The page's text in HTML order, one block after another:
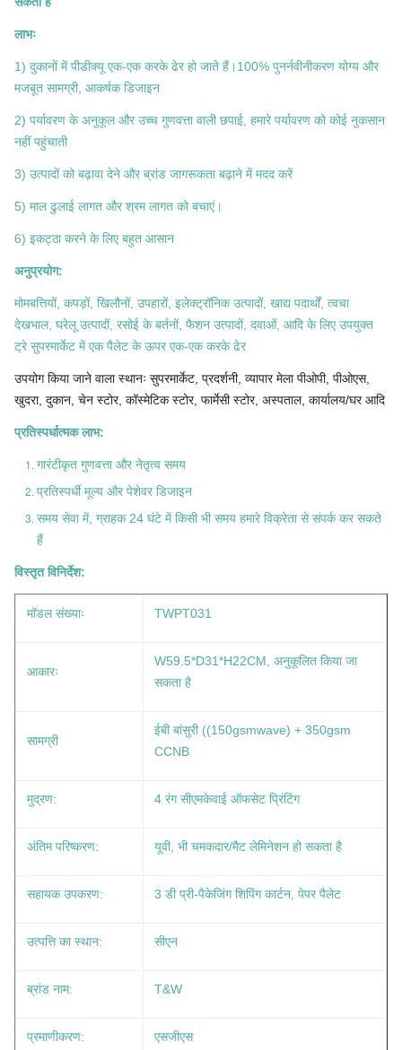
लाभः
1) दुकानों में पीडीक्यू एक-एक करके ढेर हो जाते हैं।100% पुनर्नवीनीकरण योग्य और
मजबूत सामग्री, आकर्षक डिजाइन
2) पर्यावरण के अनुकूल और उच्च गुणवत्ता वाली छपाई, हमारे पर्यावरण को कोई नुकसान
नहीं पहुंचाती
3) उत्पादों को बढ़ावा देने और ब्रांड जागरूकता बढ़ाने में मदद करें
5) माल ढुलाई लागत और श्रम लागत को बचाएं।
6) इकट्ठा करने के लिए बहुत आसान
अनुप्रयोग:
मोमबत्तियों, कपड़ों, खिलौनों, उपहारों, इलेक्ट्रॉनिक उत्पादों, खाद्य पदार्थों, त्वचा
देखभाल, घरेलू उत्पादों, रसोई के बर्तनों, फैशन उत्पादों, दवाओं, आदि के लिए उपयुक्त
ट्रे सुपरमार्केट में एक पैलेट के ऊपर एक-एक करके ढेर
उपयोग किया जाने वाला स्थानः सुपरमार्केट, प्रदर्शनी, व्यापार मेला पीओपी, पीओएस,
खुदरा, दुकान, चेन स्टोर, कॉस्मेटिक स्टोर, फार्मेसी स्टोर, अस्पताल, कार्यालय/घर आदि
प्रतिस्पर्धात्मक लाभ:
गारंटीकृत गुणवत्ता और नेतृत्व समय
प्रतिस्पर्धी मूल्य और पेशेवर डिजाइन
समय सेवा में, ग्राहक 24 घंटे में किसी भी समय हमारे विक्रेता से संपर्क कर सकते
हैं
विस्तृत विनिर्देश:
मॉडल संख्याः TWPT031
आकारः
W59.5*D31*H22CM, अनुकूलित किया जा
सकता है
सामग्री
ईबी बांसुरी ((150gsmwave) + 350gsm
CCNB
मुद्रण: 4 रंग सीएमकेवाई ऑफसेट प्रिंटिंग
अंतिम परिष्करण: यूवी, भी चमकदार/मैट लेमिनेशन हो सकता है
सहायक उपकरण: 3 डी प्री-पैकेजिंग शिपिंग कार्टन, पेपर पैलेट
उत्पत्ति का स्थान: सीएन
ब्रांड नाम: T&W
प्रमाणीकरण: एसजीएस